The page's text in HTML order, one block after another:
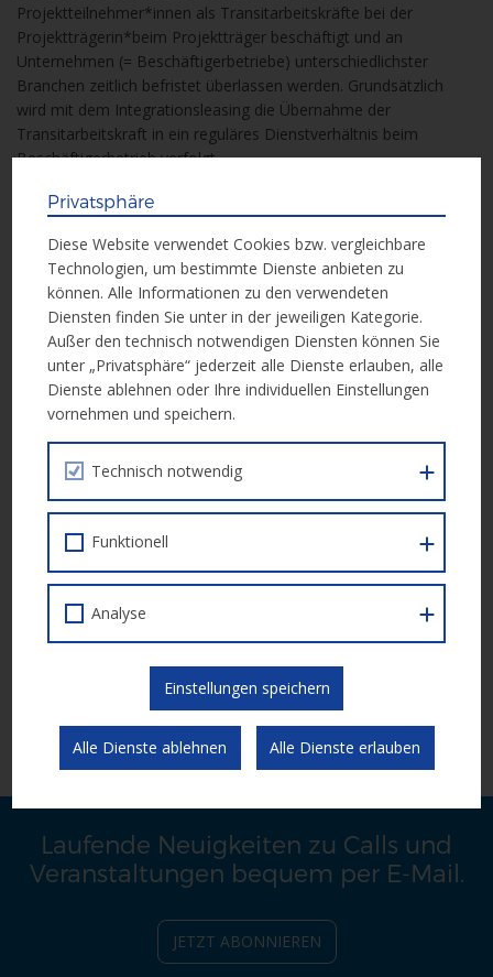
Projektteilnehmer*innen als Transitarbeitskräfte bei der
Projektträgerin*beim Projektträger beschäftigt und an
Unternehmen (= Beschäftigerbetriebe) unterschiedlichster
Branchen zeitlich befristet überlassen werden. Grundsätzlich
wird mit dem Integrationsleasing die Übernahme der
Transitarbeitskraft in ein reguläres Dienstverhältnis beim
Beschäftigerbetrieb verfolgt.
Nach erfolgreicher Arbeitsmarktintegration soll die
Beschäftigung am ersten Arbeitsmarkt mittels Nachbetreuung
am Arbeitsplatz nachhaltig abgesichert werden.
Einreichfrist : 08.07.2026 – 02.09.2026
Förderzeitraum:01.01.2027 – 31.12.2028
Weiterführende Infos:Calldokument (IDEA Nr. 248)
Die Einreichung für Projektträger*innen erfolgt über die ESF+
Datenbank IDEA: IDEA – PROJEKTTRÄGER*INNEN
Bitte beachten Sie, dass zunächst eine Registrierung für IDEA
abzuschließen ist:IDEA – PROEJKTTRÄGER*INNEN
REGISTRIERUNG
Laufende Neuigkeiten zu Calls und
Veranstaltungen bequem per E-Mail.
JETZT ABONNIEREN
Privatsphäre
Diese Website verwendet Cookies bzw. vergleichbare
Technologien, um bestimmte Dienste anbieten zu
können. Alle Informationen zu den verwendeten
Diensten finden Sie unter in der jeweiligen Kategorie.
Außer den technisch notwendigen Diensten können Sie
unter „Privatsphäre“ jederzeit alle Dienste erlauben, alle
Dienste ablehnen oder Ihre individuellen Einstellungen
vornehmen und speichern.
Technisch notwendig
Funktionell
Analyse
Einstellungen speichern
Alle Dienste ablehnen Alle Dienste erlauben